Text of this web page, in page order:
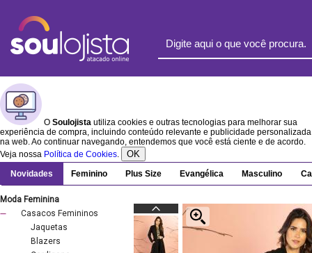
O Soulojista utiliza cookies e outras tecnologias para melhorar sua
experiência de compra, incluindo conteúdo relevante e publicidade personalizada
na web. Ao continuar navegando, entendemos que você está ciente e de acordo.
Veja nossa Política de Cookies. OK
Novidades Feminino Plus Size Evangélica Masculino
Moda Feminina
Casacos Femininos
Jaquetas
Blazers